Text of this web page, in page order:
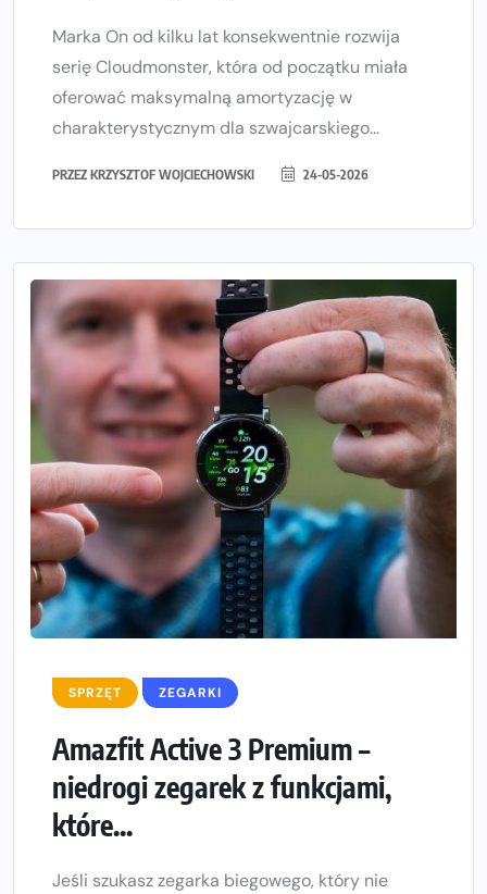
Marka On od kilku lat konsekwentnie rozwija
serię Cloudmonster, która od początku miała
oferować maksymalną amortyzację w
charakterystycznym dla szwajcarskiego...
PRZEZ KRZYSZTOF WOJCIECHOWSKI 24-05-2026
SPRZĘT ZEGARKI
Amazfit Active 3 Premium –
niedrogi zegarek z funkcjami,
które...
Jeśli szukasz zegarka biegowego, który nie